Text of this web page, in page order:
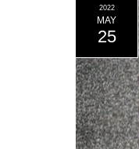
2022
MAY
25